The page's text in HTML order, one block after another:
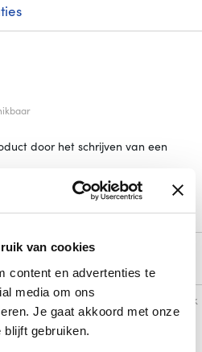
van cookies
content en advertenties te
media om ons
Je gaat akkoord met onze
gebruiken.
door het schrijven van een
Vergelijk